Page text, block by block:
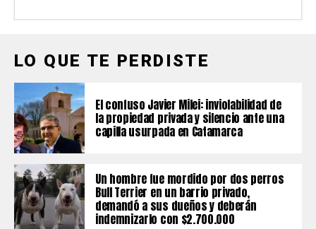
LO QUE TE PERDISTE
El confuso Javier Milei: inviolabilidad de
la propiedad privada y silencio ante una
capilla usurpada en Catamarca
Un hombre fue mordido por dos perros
Bull Terrier en un barrio privado,
demandó a sus dueños y deberán
indemnizarlo con $2.700.000